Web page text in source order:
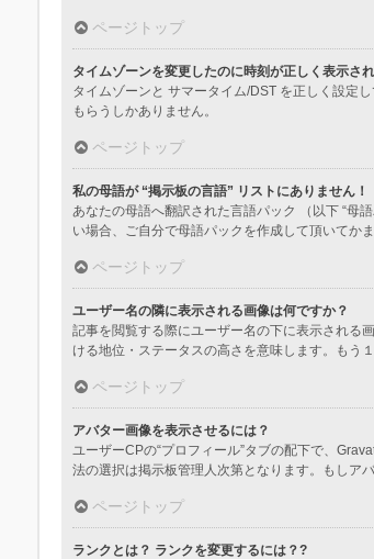
ページトップ
タイムゾーンを変更したのに時刻が正しく表示され
タイムゾーンと サマータイム/DST を正しく設定
もらうしかありません。
ページトップ
私の母語が “掲示板の言語” リストにありません！
あなたの母語へ翻訳された言語パック （以下 “母
い場合、ご自分で母語パックを作成して頂いてか
ページトップ
ユーザー名の隣に表示される画像は何ですか？
記事を閲覧する際にユーザー名の下に表示される
ける地位・ステータスの高さを意味します。もう
ページトップ
アバター画像を表示させるには？
ユーザーCPの“プロフィール”タブの配下で、
法の選択は掲示板管理人次第となります。もしア
ページトップ
ランクとは？ ランクを変更するには？?